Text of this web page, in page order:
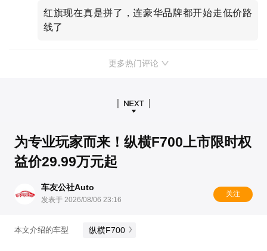
红旗现在真是拼了，连豪华品牌都开始走低价路
线了
更多热门评论
为专业玩家而来！纵横F700上市限时权
益价29.99万元起
车友公社Auto
发表于 2026/08/06 23:16
关注
本文介绍的车型 纵横F700